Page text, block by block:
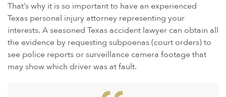
That’s why it is so important to have an experienced
Texas personal injury attorney representing your
interests. A seasoned Texas accident lawyer can obtain all
the evidence by requesting subpoenas (court orders) to
see police reports or surveillance camera footage that
may show which driver was at fault.